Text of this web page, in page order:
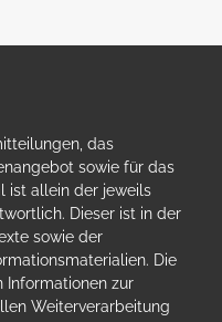
das
sowie für das
ist allein der jeweils
Dieser ist in der
sowie der
Die
Informationen zur
Weiterverarbeitung